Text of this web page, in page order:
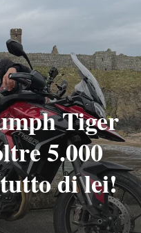
Tiger
5.000
di lei!